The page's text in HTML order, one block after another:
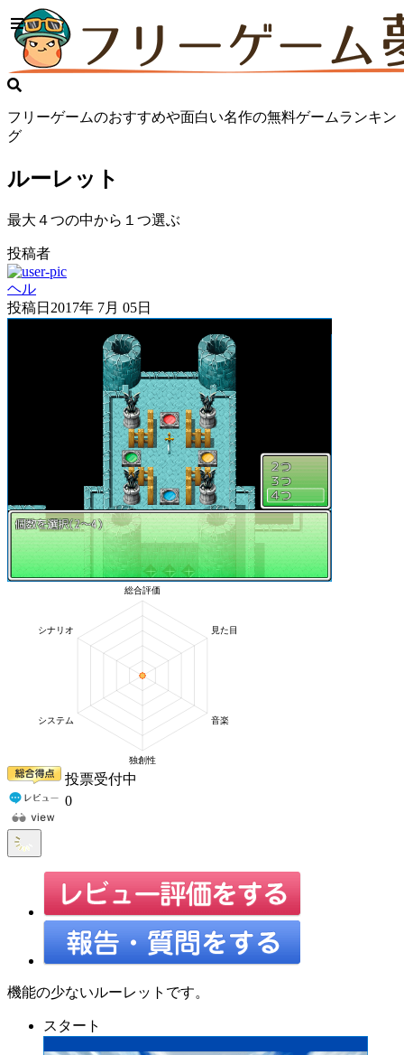
フリーゲームのおすすめや面白い名作の無料ゲームランキン
グ
ルーレット
最大４つの中から１つ選ぶ
投稿者
ヘル
投稿日 2017年 7月 05日
投票受付中
0
機能の少ないルーレットです。
スタート